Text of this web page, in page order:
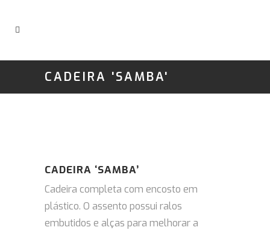
CADEIRA 'SAMBA'
CADEIRA ‘SAMBA’
Cadeira completa com encosto em
plástico. O assento possui ralos
embutidos e alças para melhorar a